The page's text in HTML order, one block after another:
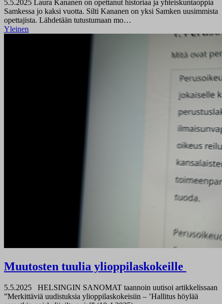
5.5.2025 Laura Kananen on opettanut historiaa ja yhteiskuntaoppia
Samkessa jo kaksi vuotta. Silti Kananen on yksi Samken uusimmista
opettajista. Lähdetään tutustumaan mo…
Yleinen
Muutosten tuulia ylioppilaskokeille
5.5.2025 HELSINGIN SANOMAT taannoin uutisoi artikkelissaan
”Merkittäviä uudistuksia ylioppilaskokeisiin – ’Hallitus höylää